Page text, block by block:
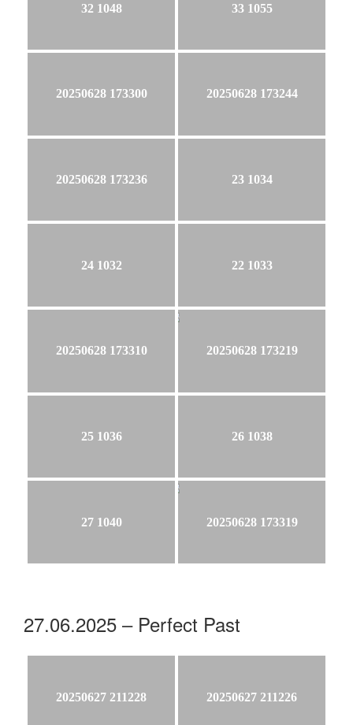
32 1048 33 1055
20250628 173300 20250628 173244
20250628 173236 23 1034
24 1032 22 1033
20250628 173310 20250628 173219
25 1036 26 1038
27 1040 20250628 173319
27.06.2025 – Perfect Past
20250627 211228 20250627 211226